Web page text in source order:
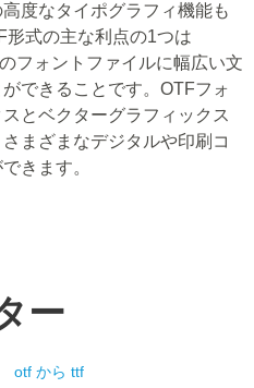
度なタイポグラフィ機能も
形式の主な利点の1つは
フォントファイルに幅広い文
できることです。OTFフォ
とベクターグラフィックス
まざまなデジタルや印刷コ
きます。
ー
otf から ttf